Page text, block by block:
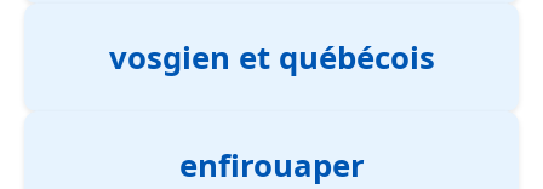
vosgien et québécois
enfirouaper